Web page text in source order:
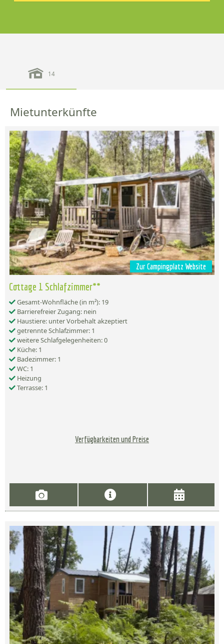
14
Mietunterkünfte
Zur Campingplatz Website
Cottage 1 Schlafzimmer**
Gesamt-Wohnfläche (in m²): 19
Barrierefreier Zugang: nein
Haustiere: unter Vorbehalt akzeptiert
getrennte Schlafzimmer: 1
weitere Schlafgelegenheiten: 0
Küche: 1
Badezimmer: 1
WC: 1
Heizung
Terrasse: 1
Verfügbarkeiten und Preise